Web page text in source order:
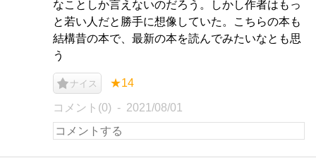
なことしか言えないのだろう。しかし作者はもっ
と若い人だと勝手に想像していた。こちらの本も
結構昔の本で、最新の本を読んでみたいなとも思
う
ナイス ★14
コメント(0) 2021/08/01